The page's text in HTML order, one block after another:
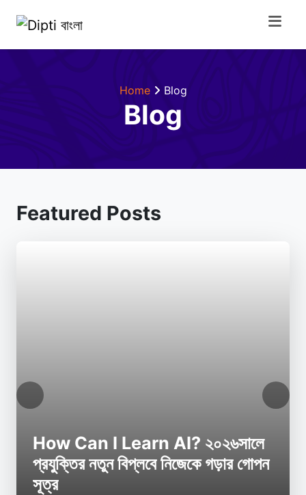
Home Blog
Blog
Featured Posts
How Can I Learn AI? ২০২৬সালে
প্রযুক্তির নতুন বিপ্লবে নিজেকে গড়ার গোপন
সূত্র
Previous Next